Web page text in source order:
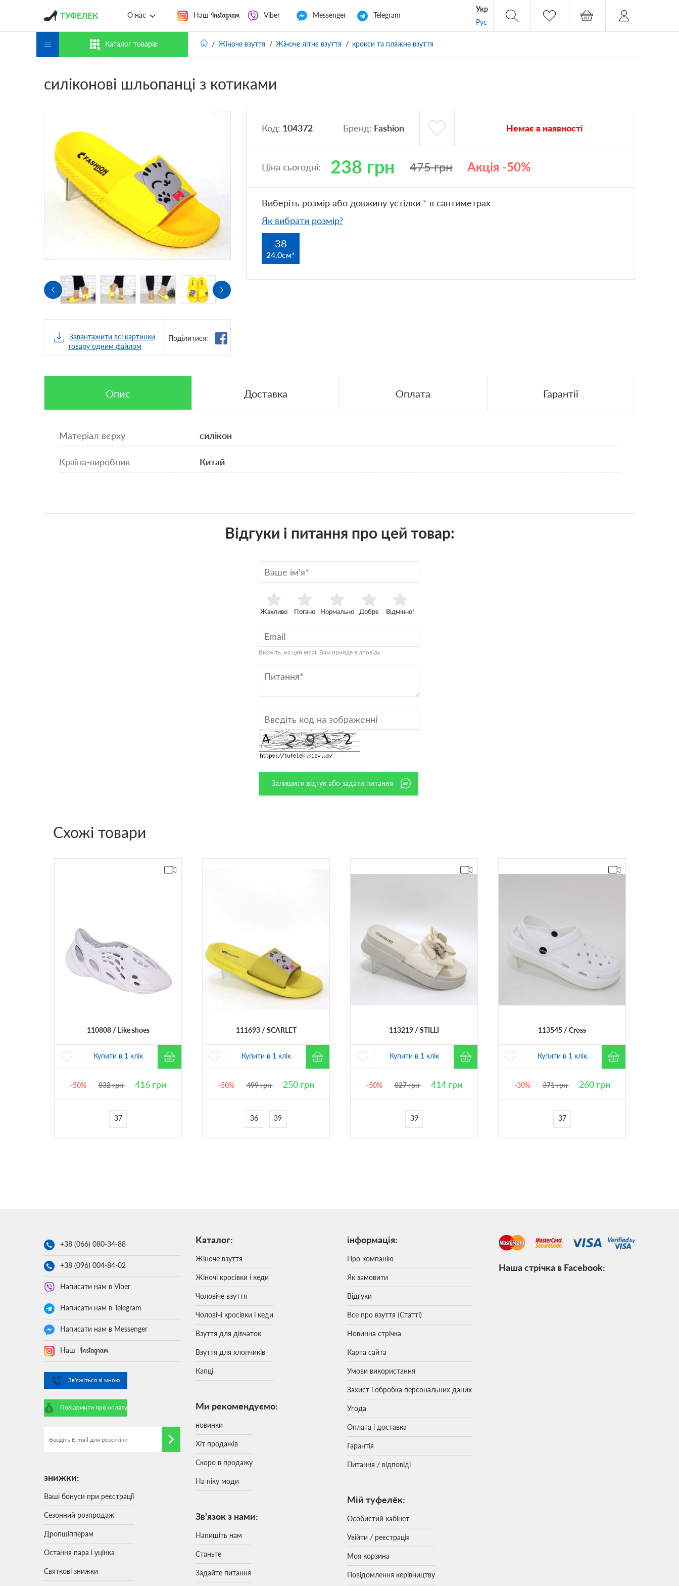
О нас Наш Viber Messenger Telegram
Укр
Рус
Каталог товарів Жіноче взуття Жіноче літнє взуття крокси та пляжне взуття
силіконові шльопанці з котиками
Завантажити всі картинки
товару одним файлом
Поділитися:
Код: 104372 Бренд: Fashion Немає в наявності
Ціна сьогодні: 238 грн 475грн Акція -50%
Виберіть розмір або довжину устілки * в сантиметрах
Як вибрати розмір?
38
24.0см
Опис Доставка Оплата Гарантії
Матеріал верху силікон
Країна-виробник Китай
Відгуки і питання про цей товар:
Жахливо Погано Нормально Добре Відмінно!
Вкажіть, на цей email Вам прийде відповідь
Залишити відгук або задати питання
Схожі товари
110808 Like shoes
Купити в 1 клік
-50% 832грн 416грн
37
111693 SCARLET
Купити в 1 клік
-50% 499грн 250грн
36 39
113219 STILLI
Купити в 1 клік
-50% 827грн 414грн
39
113545 Cross
Купити в 1 клік
-30% 371грн 260грн
37
+38 (066) 080-34-88
+38 (096) 004-84-02
Написати нам в Viber
Написати нам в Telegram
Написати нам в Messenger
Наш
Зв'яжіться зі мною
Повідомити про оплату
знижки:
Ваші бонуси при реєстрації
Сезонний розпродаж
Дропшіпперам
Остання пара і уцінка
Святкові знижки
Каталог:
Жіноче взуття
Жіночі кросівки і кеди
Чоловіче взуття
Чоловічі кросівки і кеди
Взуття для дівчаток
Взуття для хлопчиків
Капці
Ми рекомендуємо:
новинки
Хіт продажів
Скоро в продажу
На піку моди
Зв'язок з нами:
Напишіть нам
Станьте
Задайте питання
інформація:
Про компанію
Як замовити
Відгуки
Все про взуття (Статті)
Новинна стрічка
Карта сайта
Умови використання
Захист і обробка персональних даних
Угода
Оплата і доставка
Гарантія
Питання / відповіді
Мій туфелёк:
Особистий кабінет
Увійти / реєстрація
Моя корзина
Повідомлення керівництву
Наша стрічка в Facebook: